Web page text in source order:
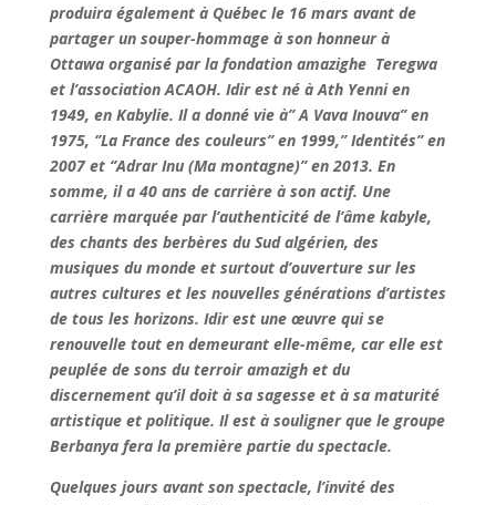
produira également à Québec le 16 mars avant de
partager un souper-hommage à son honneur à
Ottawa organisé par la fondation amazighe Teregwa
et l’association ACAOH. Idir est né à Ath Yenni en
1949, en Kabylie. Il a donné vie à’’ A Vava Inouva’’ en
1975, ‘’La France des couleurs’’ en 1999,’’ Identités’’ en
2007 et ‘’Adrar Inu (Ma montagne)’’ en 2013. En
somme, il a 40 ans de carrière à son actif. Une
carrière marquée par l’authenticité de l’âme kabyle,
des chants des berbères du Sud algérien, des
musiques du monde et surtout d’ouverture sur les
autres cultures et les nouvelles générations d’artistes
de tous les horizons. Idir est une œuvre qui se
renouvelle tout en demeurant elle-même, car elle est
peuplée de sons du terroir amazigh et du
discernement qu’il doit à sa sagesse et à sa maturité
artistique et politique. Il est à souligner que le groupe
Berbanya fera la première partie du spectacle.
Quelques jours avant son spectacle, l’invité des